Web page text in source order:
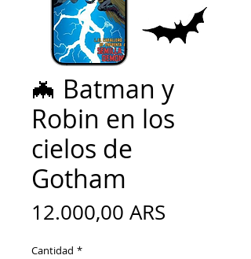
🦇 Batman y
Robin en los
cielos de
Gotham
12.000,00 ARS
Cantidad *